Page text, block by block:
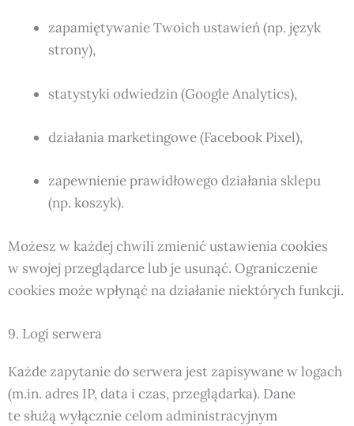
zapamiętywanie Twoich ustawień (np. język
strony),
statystyki odwiedzin (Google Analytics),
działania marketingowe (Facebook Pixel),
zapewnienie prawidłowego działania sklepu
(np. koszyk).
Możesz w każdej chwili zmienić ustawienia cookies
w swojej przeglądarce lub je usunąć. Ograniczenie
cookies może wpłynąć na działanie niektórych funkcji.
9. Logi serwera
Każde zapytanie do serwera jest zapisywane w logach
(m.in. adres IP, data i czas, przeglądarka). Dane
te służą wyłącznie celom administracyjnym